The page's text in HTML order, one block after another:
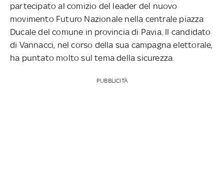
partecipato al comizio del leader del nuovo
movimento Futuro Nazionale nella centrale piazza
Ducale del comune in provincia di Pavia. Il candidato
di Vannacci, nel corso della sua campagna elettorale,
ha puntato molto sul tema della sicurezza.
PUBBLICITÀ